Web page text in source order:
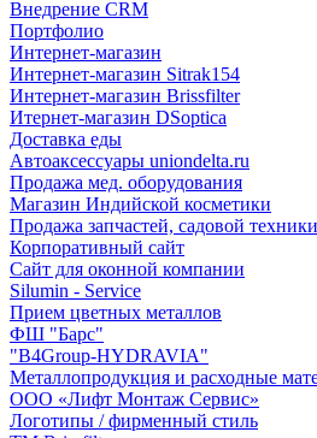
Внедрение CRM
Портфолио
Интернет-магазин
Интернет-магазин Sitrak154
Интернет-магазин Brissfilter
Итернет-магазин DSoptica
Доставка еды
Автоаксессуары uniondelta.ru
Продажа мед. оборудования
Магазин Индийской косметики
Продажа запчастей, садовой техники
Корпоративный сайт
Сайт для оконной компании
Silumin - Service
Прием цветных металлов
ФШ "Барс"
"B4Group-HYDRAVIA"
Металлопродукция и расходные
OOO «Лифт Монтаж Сервис»
Логотипы / фирменный стиль